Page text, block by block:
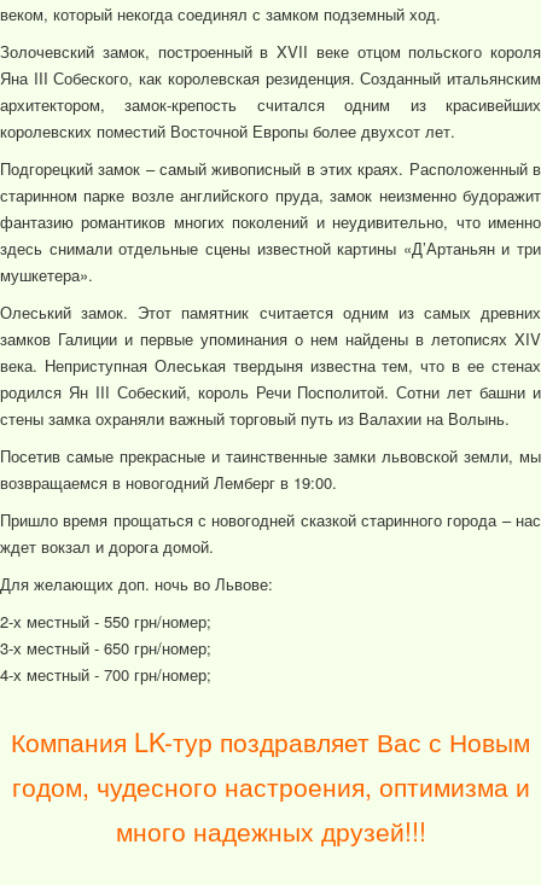
веком, который некогда соединял с замком подземный ход.
Золочевский замок, построенный в XVII веке отцом польского короля
Яна III Собеского, как королевская резиденция. Созданный итальянским
архитектором, замок-крепость считался одним из красивейших
королевских поместий Восточной Европы более двухсот лет.
Подгорецкий замок – самый живописный в этих краях. Расположенный в
старинном парке возле английского пруда, замок неизменно будоражит
фантазию романтиков многих поколений и неудивительно, что именно
здесь снимали отдельные сцены известной картины «Д’Артаньян и три
мушкетера».
Олеський замок. Этот памятник считается одним из самых древних
замков Галиции и первые упоминания о нем найдены в летописях XIV
века. Неприступная Олеськая твердыня известна тем, что в ее стенах
родился Ян III Собеский, король Речи Посполитой. Сотни лет башни и
стены замка охраняли важный торговый путь из Валахии на Волынь.
Посетив самые прекрасные и таинственные замки львовской земли, мы
возвращаемся в новогодний Лемберг в 19:00.
Пришло время прощаться с новогодней сказкой старинного города – нас
ждет вокзал и дорога домой.
Для желающих доп. ночь во Львове:
2-х местный - 550 грн/номер;
3-х местный - 650 грн/номер;
4-х местный - 700 грн/номер;
Компания LK-тур поздравляет Вас с Новым
годом, чудесного настроения, оптимизма и
много надежных друзей!!!